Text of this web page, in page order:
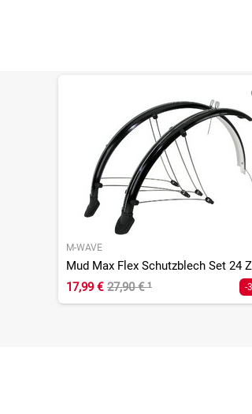
M-WAVE
Mud Max Flex Schutzblech Set 24
17,99 € 27,90 €¹ -